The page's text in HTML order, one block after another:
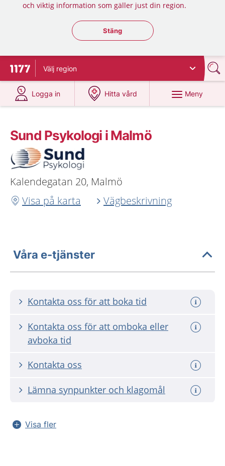
och viktig information som gäller just din region.
Stäng regionsväljaren
Stäng
Till startsidan för 1177
Välj region
Logga in
på 1177.se
Hitta vård
på 1177.se
Meny
Sund Psykologi i Malmö
Kalendegatan 20, Malmö
Visa på karta
Vägbeskrivning
Våra e-tjänster
Kontakta oss för att boka tid
Kontakta oss för att omboka eller
avboka tid
Kontakta oss
Lämna synpunkter och klagomål
Visa fler